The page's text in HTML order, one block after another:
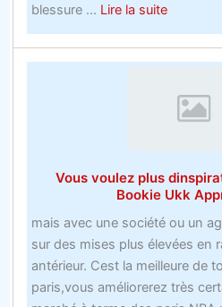
blessure ... Lire la suiteabout
Le
nouveau
de
trois
offre
des
tactiques
qui
jamais
Vous voulez plus
Bookie Ukk
mais avec une société ou un
sur des mises plus élevées en
antérieur. Cest la meilleure de
paris,vous améliorerez très